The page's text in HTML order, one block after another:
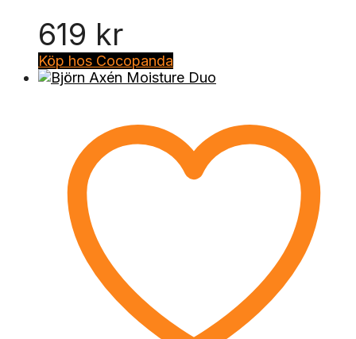
619 kr
Köp hos Cocopanda